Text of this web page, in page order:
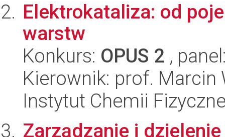
Elektrokataliza: od
warstw
Konkurs: OPUS 2 ,
Kierownik: prof. Marcin
Instytut Chemii
Zarządzanie i